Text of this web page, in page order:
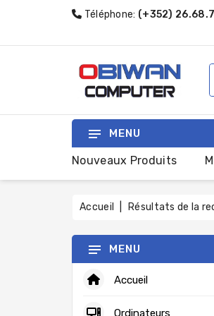
Téléphone: (+352)
MENU
Nouveaux Produits
Accueil Résultats de la
MENU
Accueil
Ordinateurs